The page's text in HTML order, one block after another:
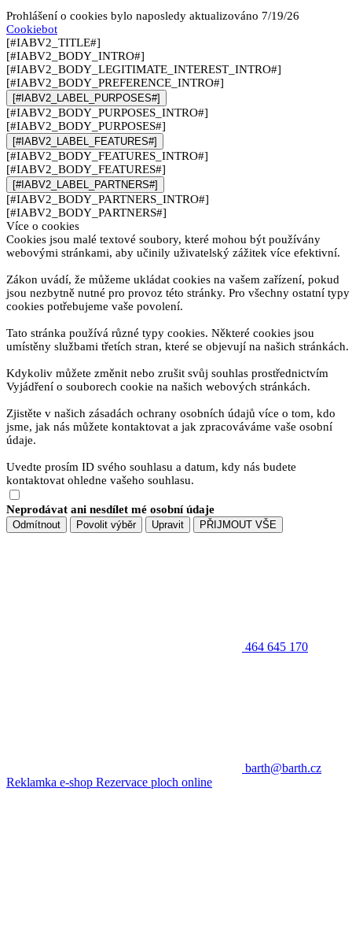
Prohlášení o cookies bylo naposledy aktualizováno 7/19/26
Cookiebot
[#IABV2_TITLE#]
[#IABV2_BODY_INTRO#]
[#IABV2_BODY_LEGITIMATE_INTEREST_INTRO#]
[#IABV2_BODY_PREFERENCE_INTRO#]
[#IABV2_LABEL_PURPOSES#]
[#IABV2_BODY_PURPOSES_INTRO#]
[#IABV2_BODY_PURPOSES#]
[#IABV2_LABEL_FEATURES#]
[#IABV2_BODY_FEATURES_INTRO#]
[#IABV2_BODY_FEATURES#]
[#IABV2_LABEL_PARTNERS#]
[#IABV2_BODY_PARTNERS_INTRO#]
[#IABV2_BODY_PARTNERS#]
Více o cookies
Cookies jsou malé textové soubory, které mohou být používány
webovými stránkami, aby učinily uživatelský zážitek více efektivní.
Zákon uvádí, že můžeme ukládat cookies na vašem zařízení, pokud
jsou nezbytně nutné pro provoz této stránky. Pro všechny ostatní typy
cookies potřebujeme vaše povolení.
Tato stránka používá různé typy cookies. Některé cookies jsou
umístěny službami třetích stran, které se objevují na našich stránkách.
Kdykoliv můžete změnit nebo zrušit svůj souhlas prostřednictvím
Vyjádření o souborech cookie na našich webových stránkách.
Zjistěte v našich zásadách ochrany osobních údajů více o tom, kdo
jsme, jak nás můžete kontaktovat a jak zpracováváme vaše osobní
údaje.
Uvedte prosím ID svého souhlasu a datum, kdy nás budete
kontaktovat ohledne vašeho souhlasu.
Neprodávat ani nesdílet mé osobní údaje
Odmítnout Povolit výběr Upravit PŘIJMOUT VŠE
464 645 170
barth@barth.cz
Reklamka e-shop Rezervace ploch online